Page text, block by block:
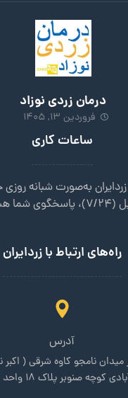
درمان زردی نوزاد
فروردین 13, 1405
ساعات کاری
به‌صورت شبانه
شما هستند.
راه‌های ارتباط با زردایران
آدرس
از میدان نامجو کاوه شرقی (
کوچه صنوبر پلاک 18 واحد 2